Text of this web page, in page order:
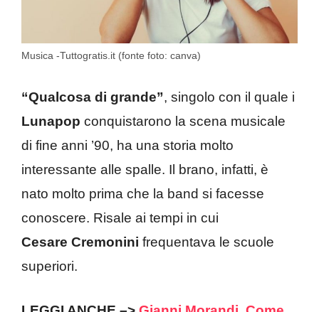
Musica -Tuttogratis.it (fonte foto: canva)
“Qualcosa di grande”, singolo con il quale i
Lunapop conquistarono la scena musicale
di fine anni ’90, ha una storia molto
interessante alle spalle. Il brano, infatti, è
nato molto prima che la band si facesse
conoscere. Risale ai tempi in cui
Cesare Cremonini frequentava le scuole
superiori.